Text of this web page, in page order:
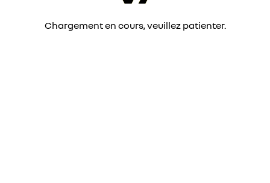
Chargement en cours, veuillez patienter.